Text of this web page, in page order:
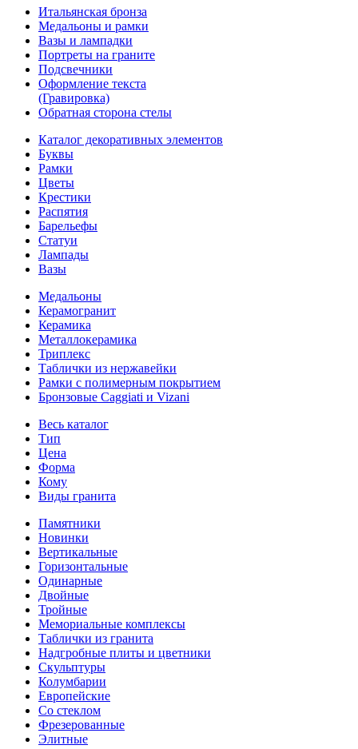
Итальянская бронза
Медальоны и рамки
Вазы и лампадки
Портреты на граните
Подсвечники
Оформление текста
(Гравировка)
Обратная сторона стелы
Каталог декоративных элементов
Буквы
Рамки
Цветы
Крестики
Распятия
Барельефы
Статуи
Лампады
Вазы
Медальоны
Керамогранит
Керамика
Металлокерамика
Триплекс
Таблички из нержавейки
Рамки с полимерным покрытием
Бронзовые Caggiati и Vizani
Весь каталог
Тип
Цена
Форма
Кому
Виды гранита
Памятники
Новинки
Вертикальные
Горизонтальные
Одинарные
Двойные
Тройные
Мемориальные комплексы
Таблички из гранита
Надгробные плиты и цветники
Скульптуры
Колумбарии
Европейские
Со стеклом
Фрезерованные
Элитные